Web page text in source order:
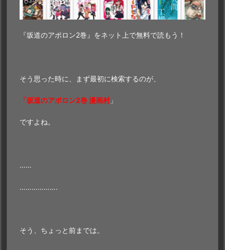
『坂道のアポロン2巻』をネット上で無料で読もう！
そう思った時に、まず最初に検索するのが、
「坂道のアポロン2巻 漫画村」
ですよね。
……
……………….
そう、ちょっと前までは。